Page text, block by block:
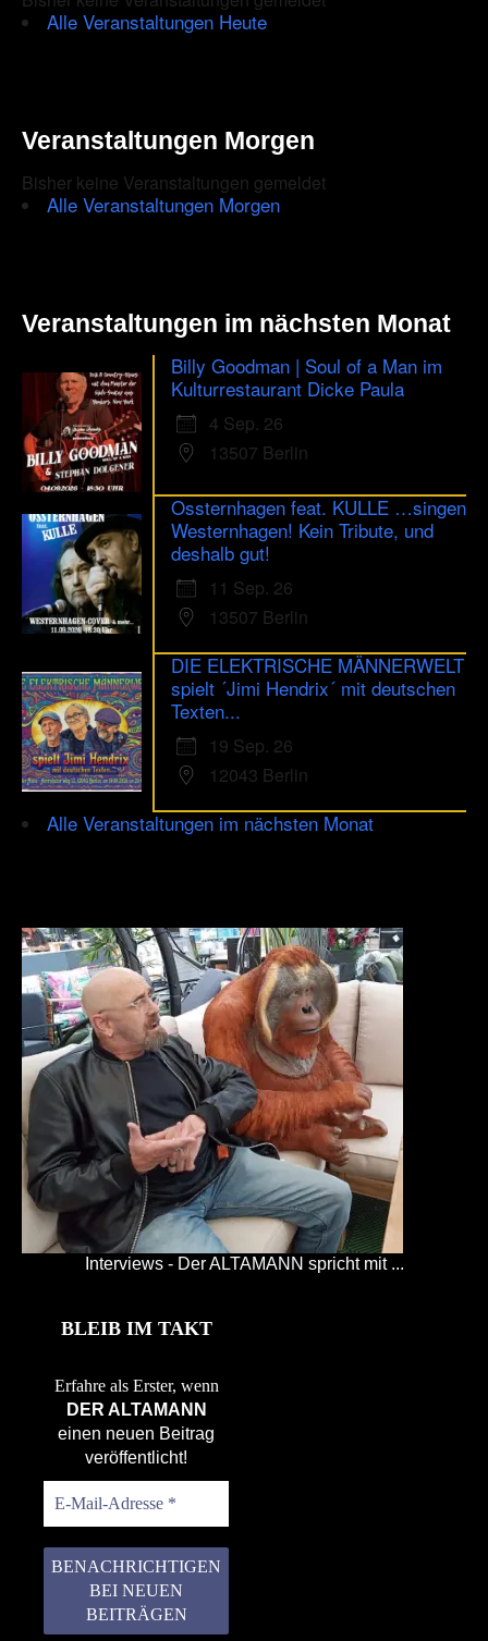
to
are
human.
Alle Veranstaltungen Heute
Veranstaltungen Morgen
Bisher keine Veranstaltungen gemeldet
Alle Veranstaltungen Morgen
Veranstaltungen im nächsten Monat
Billy Goodman | Soul of a Man im
Kulturrestaurant Dicke Paula
4 Sep. 26
13507 Berlin
Ossternhagen feat. KULLE …singen
Westernhagen! Kein Tribute, und
deshalb gut!
11 Sep. 26
13507 Berlin
DIE ELEKTRISCHE MÄNNERWELT
spielt ´Jimi Hendrix´ mit deutschen
Texten...
19 Sep. 26
12043 Berlin
Alle Veranstaltungen im nächsten Monat
Interviews - Der ALTAMANN spricht mit ...
BLEIB IM TAKT
Erfahre als Erster, wenn
DER ALTAMANN
einen neuen Beitrag
veröffentlicht!